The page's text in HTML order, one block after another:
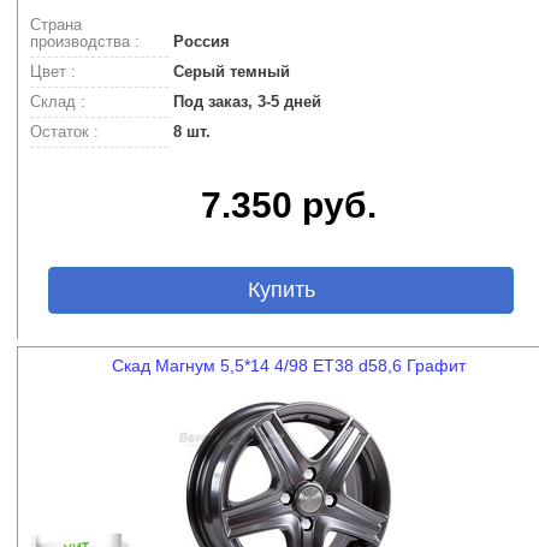
Страна
производства :
Россия
Цвет :
Серый темный
Склад :
Под заказ, 3-5 дней
Остаток :
8 шт.
7.350 руб.
Купить
Скад Магнум 5,5*14 4/98 ET38 d58,6 Графит